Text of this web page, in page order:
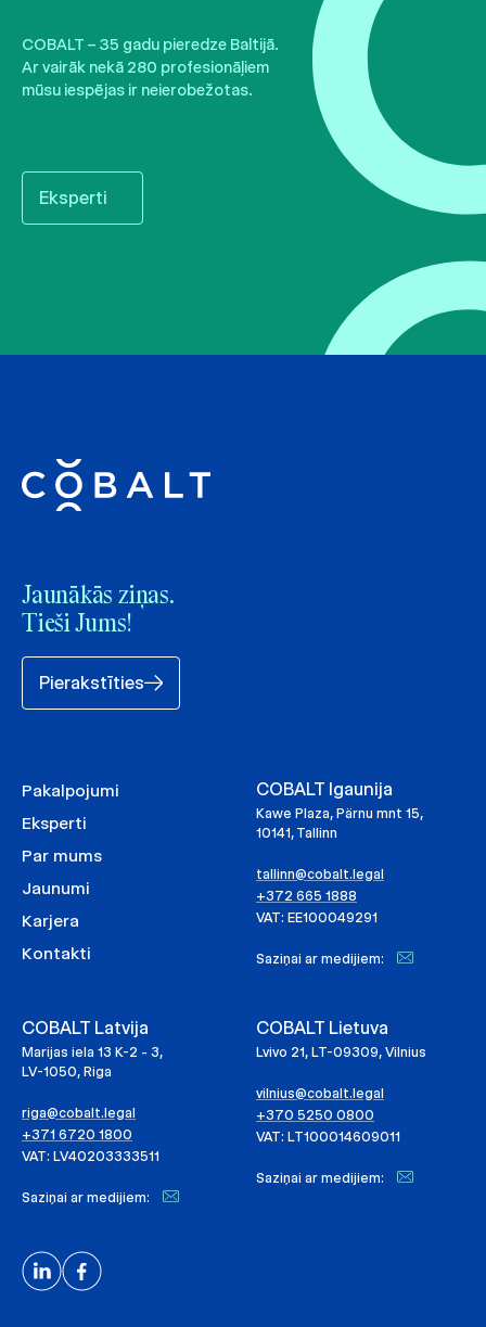
COBALT – 35 gadu pieredze Baltijā.
Ar vairāk nekā 280 profesionāļiem
mūsu iespējas ir neierobežotas.
Eksperti
Jaunākās ziņas.
Tieši Jums!
Pierakstīties
Pakalpojumi
Eksperti
Par mums
Jaunumi
Karjera
Kontakti
COBALT Igaunija
Kawe Plaza, Pärnu mnt 15,
10141, Tallinn
tallinn@cobalt.legal
+372 665 1888
VAT: EE100049291
Saziņai ar medijiem:
COBALT Latvija
Marijas iela 13 K-2 - 3,
LV-1050, Riga
riga@cobalt.legal
+371 6720 1800
VAT: LV40203333511
Saziņai ar medijiem:
COBALT Lietuva
Lvivo 21, LT-09309, Vilnius
vilnius@cobalt.legal
+370 5250 0800
VAT: LT100014609011
Saziņai ar medijiem: